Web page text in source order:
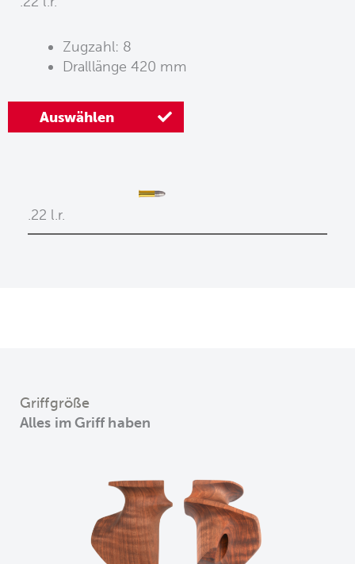
Zugzahl: 8
Dralllänge 420 mm
Auswählen
.22 l.r.
Griffgröße
Alles im Griff haben